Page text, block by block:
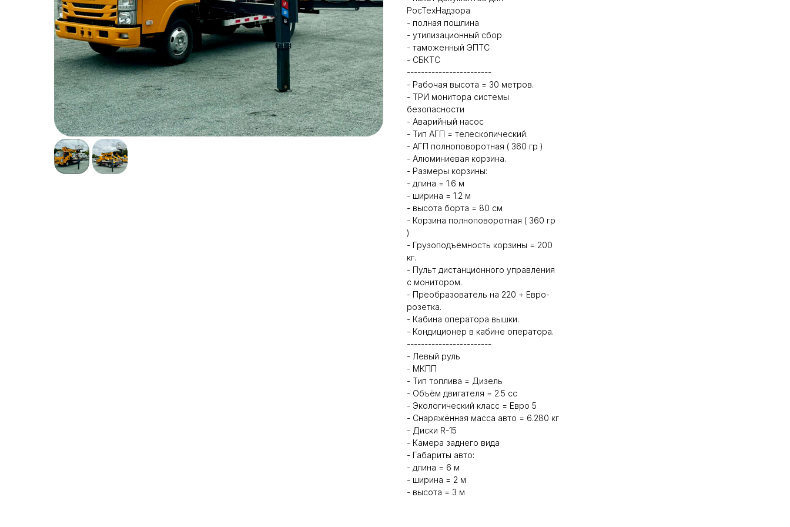
РосТехНадзора
- полная пошлина
- утилизационный сбор
- таможенный ЭПТС
- СБКТС
------------------------
- Рабочая высота = 30 метров.
- ТРИ монитора системы
безопасности
- Аварийный насос
- Тип АГП = телескопический.
- АГП полноповоротная ( 360 гр )
- Алюминиевая корзина.
- Размеры корзины:
- длина = 1.6 м
- ширина = 1.2 м
- высота борта = 80 см
- Корзина полноповоротная ( 360 гр
)
- Грузоподъёмность корзины = 200
кг.
- Пульт дистанционного управления
с монитором.
- Преобразователь на 220 + Евро-
розетка.
- Кабина оператора вышки.
- Кондиционер в кабине оператора.
------------------------
- Левый руль
- МКПП
- Тип топлива = Дизель
- Объём двигателя = 2.5 сс
- Экологический класс = Евро 5
- Снаряжённая масса авто = 6.280 кг
- Диски R-15
- Камера заднего вида
- Габариты авто:
- длина = 6 м
- ширина = 2 м
- высота = 3 м